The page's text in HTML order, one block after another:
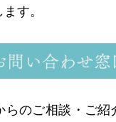
す。
らのご相談・ご紹